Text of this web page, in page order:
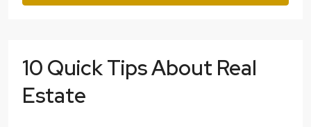
10 Quick Tips About Real
Estate